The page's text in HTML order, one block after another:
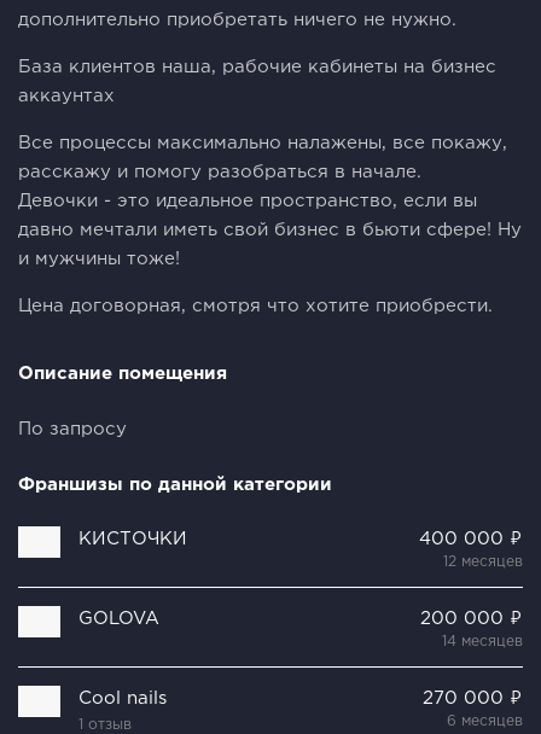
дополнительно приобретать ничего не нужно.
База клиентов наша, рабочие кабинеты на бизнес
аккаунтах
Все процессы максимально налажены, все покажу,
расскажу и помогу разобраться в начале.
Девочки - это идеальное пространство, если вы
давно мечтали иметь свой бизнес в бьюти сфере! Ну
и мужчины тоже!
Цена договорная, смотря что хотите приобрести.
Описание помещения
По запросу
Франшизы по данной категории
КИСТОЧКИ 400 000 ₽
12 месяцев
GOLOVA 200 000 ₽
14 месяцев
Cool nails
1 отзыв
270 000 ₽
6 месяцев